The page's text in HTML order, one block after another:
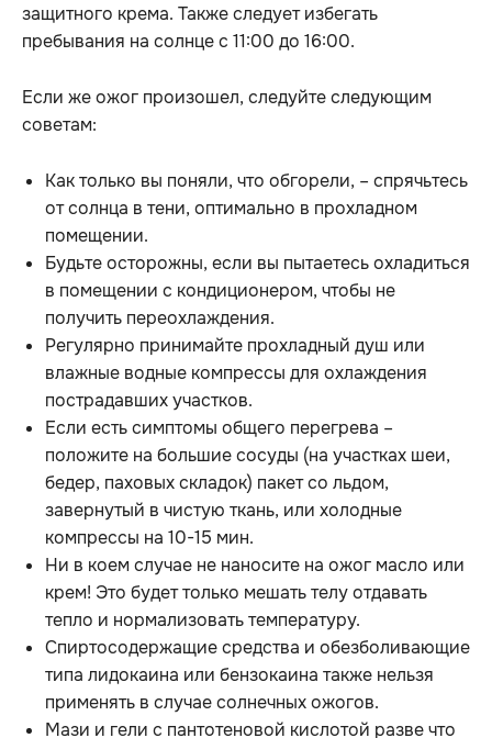
защитного крема. Также следует избегать
пребывания на солнце с 11:00 до 16:00.
Если же ожог произошел, следуйте следующим
советам:
Как только вы поняли, что обгорели, – спрячьтесь
от солнца в тени, оптимально в прохладном
помещении.
Будьте осторожны, если вы пытаетесь охладиться
в помещении с кондиционером, чтобы не
получить переохлаждения.
Регулярно принимайте прохладный душ или
влажные водные компрессы для охлаждения
пострадавших участков.
Если есть симптомы общего перегрева –
положите на большие сосуды (на участках шеи,
бедер, паховых складок) пакет со льдом,
завернутый в чистую ткань, или холодные
компрессы на 10-15 мин.
Ни в коем случае не наносите на ожог масло или
крем! Это будет только мешать телу отдавать
тепло и нормализовать температуру.
Спиртосодержащие средства и обезболивающие
типа лидокаина или бензокаина также нельзя
применять в случае солнечных ожогов.
Мази и гели с пантотеновой кислотой разве что